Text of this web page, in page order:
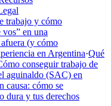
trabajo y cómo
en una
(y cómo
en Argentina·Qué
conseguir trabajo de
aguinaldo (SAC) en
causa: cómo se
dura y tus derechos